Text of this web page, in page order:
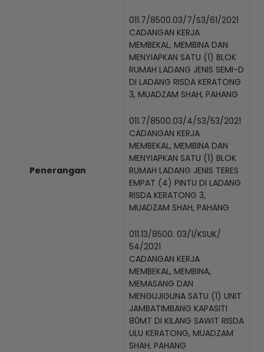
Penerangan
011.7/8500.03/7/S3/61/2021
CADANGAN KERJA
MEMBEKAL, MEMBINA DAN
MENYIAPKAN SATU (1) BLOK
RUMAH LADANG JENIS SEMI-D
DI LADANG RISDA KERATONG
3, MUADZAM SHAH, PAHANG
011.7/8500.03/4/S3/53/2021
CADANGAN KERJA
MEMBEKAL, MEMBINA DAN
MENYIAPKAN SATU (1) BLOK
RUMAH LADANG JENIS TERES
EMPAT (4) PINTU DI LADANG
RISDA KERATONG 3,
MUADZAM SHAH, PAHANG
011.13/8500. 03/1/KSUK/
54/2021
CADANGAN KERJA
MEMBEKAL, MEMBINA,
MEMASANG DAN
MENGUJIGUNA SATU (1) UNIT
JAMBATIMBANG KAPASITI
80MT DI KILANG SAWIT RISDA
ULU KERATONG, MUADZAM
SHAH, PAHANG